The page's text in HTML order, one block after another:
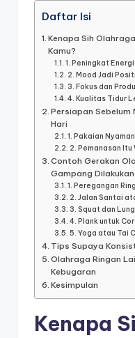
Daftar Isi
Kenapa Sih
Kamu?
1. Peningkat
2. Mood Jadi
3. Fokus dan
4. Kualitas Tidur
Persiapan Sebelum
Hari
1. Pakaian
2. Pemanasan Itu
Contoh Gerakan
Gampang Dilakukan
1. Peregangan
2. Jalan Santai
3. Squat dan
4. Plank untuk
5. Yoga atau Tai
Tips Supaya
Olahraga Ringan
Kebugaran
Kesimpulan
Kenapa